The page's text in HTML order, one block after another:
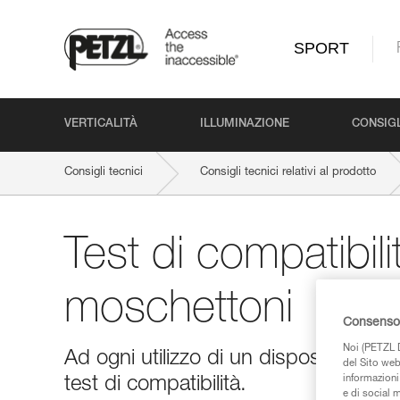
SPORT
VERTICALITÀ ILLUMINAZIONE
Consigli tecnici Consigli tecnici relativi al prodotto
Test di
moschettoni
Ad ogni utilizzo di un dispositivo
test di compatibilità.
Noi
del Sito
e di social